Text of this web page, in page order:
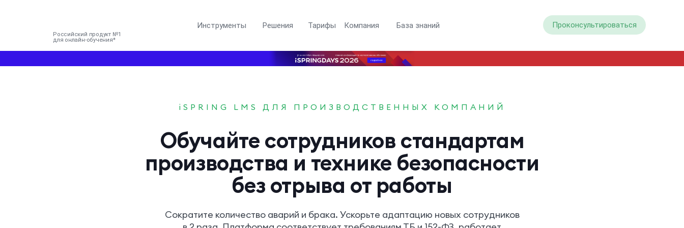
Российский продукт №1
для онлайн-обучения
Инструменты Решения Тарифы Компания База знаний Проконсультироваться
iSPRING LMS ДЛЯ ПРОИЗВОДСТВЕННЫХ КОМПАНИЙ
Обучайте сотрудников стандартам
производства и технике безопасности
без отрыва от работы
Сократите количество аварий и брака. Ускорьте адаптацию новых сотрудников